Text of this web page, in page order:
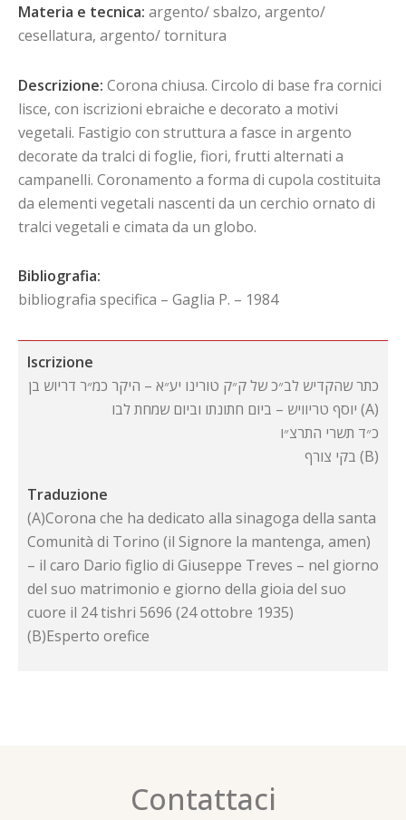
Materia e tecnica: argento/ sbalzo, argento/
cesellatura, argento/ tornitura
Descrizione: Corona chiusa. Circolo di base fra cornici
lisce, con iscrizioni ebraiche e decorato a motivi
vegetali. Fastigio con struttura a fasce in argento
decorate da tralci di foglie, fiori, frutti alternati a
campanelli. Coronamento a forma di cupola costituita
da elementi vegetali nascenti da un cerchio ornato di
tralci vegetali e cimata da un globo.
Bibliografia:
bibliografia specifica – Gaglia P. – 1984
Iscrizione
כתר שהקדיש לב״כ של ק״ק טורינו יע״א – היקר כמ״ר דריוש בן
יוסף טריוויש – ביום חתונתו וביום שמחת לבו (A)
כ״ד תשרי התרצ״ו
בקי צורף (B)
Traduzione
(A)Corona che ha dedicato alla sinagoga della santa
Comunità di Torino (il Signore la mantenga, amen)
– il caro Dario figlio di Giuseppe Treves – nel giorno
del suo matrimonio e giorno della gioia del suo
cuore il 24 tishri 5696 (24 ottobre 1935)
(B)Esperto orefice
Contattaci